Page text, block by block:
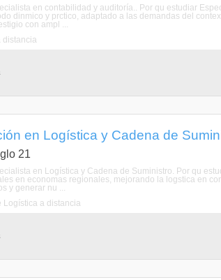
en contabilidad y auditoría.. Por qu estudiar
dinmico y prctico, adaptado a las demandas del
con ampl ...
distancia
en Logística y Cadena de
21
en Logística y Cadena de Suministro. Por qu
en economas regionales, mejorando la logstica en
y generar nu ...
Logística a distancia